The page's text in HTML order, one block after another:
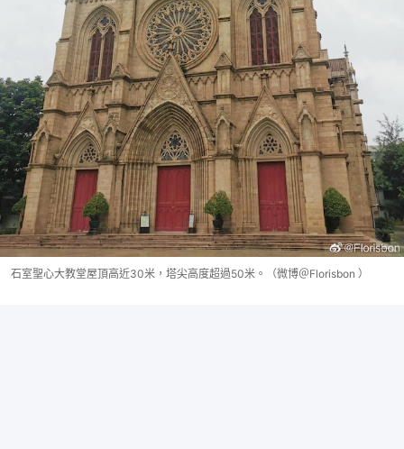
石室聖心大教堂屋頂高近30米，塔尖高度超過50米。（微博＠Florisbon ）